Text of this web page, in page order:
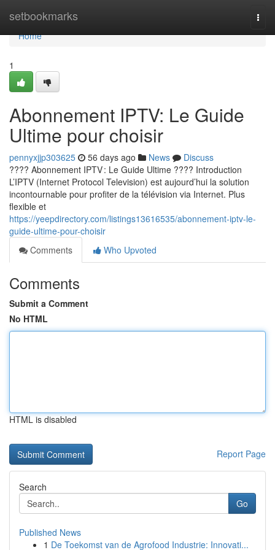
setbookmarks
Home
Home
1
Abonnement IPTV: Le Guide
Ultime pour choisir
pennyxjjp303625 56 days ago News
Discuss
???? Abonnement IPTV : Le Guide Ultime ???? Introduction
L’IPTV (Internet Protocol Television) est aujourd’hui la solution
incontournable pour profiter de la télévision via Internet. Plus
flexible et
https://yeepdirectory.com/listings13616535/abonnement-iptv-le-
guide-ultime-pour-choisir
Comments
Who Upvoted
Comments
Submit a Comment
No HTML
HTML is disabled
Report Page
Search
Go
Published News
1 De Toekomst van de Agrofood Industrie: Innovati...